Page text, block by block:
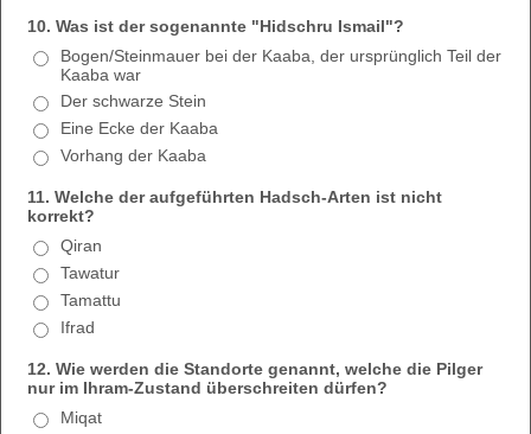
10. Was ist der sogenannte "Hidschru Ismail"?
Bogen/Steinmauer bei der Kaaba, der ursprünglich Teil der
Kaaba war
Der schwarze Stein
Eine Ecke der Kaaba
Vorhang der Kaaba
11. Welche der aufgeführten Hadsch-Arten ist nicht
korrekt?
Qiran
Tawatur
Tamattu
Ifrad
12. Wie werden die Standorte genannt, welche die Pilger
nur im Ihram-Zustand überschreiten dürfen?
Miqat